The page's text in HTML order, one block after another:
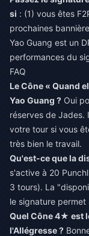
si : (1) vous êtes
prochaines
Yao Guang est un
performances du
FAQ
Le Cône « Quand
Yao Guang ? Oui
réserves de Jades.
votre tour si vous
très bien le travail.
Qu'est-ce que la
s'active à 20
3 tours). La
le signature
Quel Cône 4★ est
l'Allégresse ?